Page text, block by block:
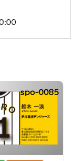
spo-0085